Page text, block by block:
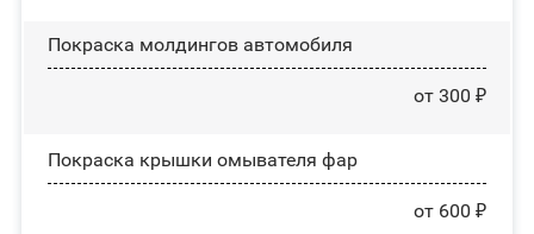
Покраска молдингов автомобиля
от 300 ₽
Покраска крышки омывателя фар
от 600 ₽